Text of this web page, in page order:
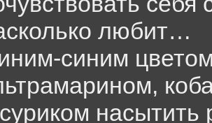
любит…
синим
насытить